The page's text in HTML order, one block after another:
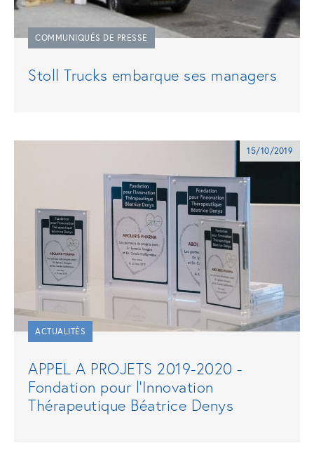
COMMUNIQUÉS DE PRESSE
Stoll Trucks embarque ses managers
15/10/2019
ACTUALITÉS
APPEL A PROJETS 2019-2020 -
Fondation pour l'Innovation
Thérapeutique Béatrice Denys